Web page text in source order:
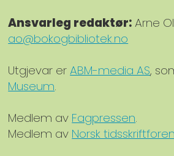
Ansvarleg redaktør:Arne
ao@bokogbibliotek.no
Utgjevar erABM-media AS,
Museum.
Medlem av Fagpressen.
Medlem av Norsk